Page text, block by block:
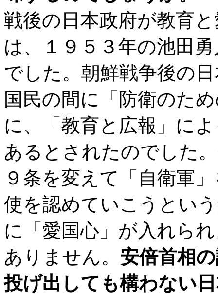
戦後の日本政府が教育
は、１９５３年の池田
でした。朝鮮戦争後の
国民の間に「防衛のた
に、「教育と広報」に
あるとされたのでした
９条を変えて「自衛軍
使を認めていこうとい
に「愛国心」が入れら
ありません。 安倍首相
投げ出しても構わない